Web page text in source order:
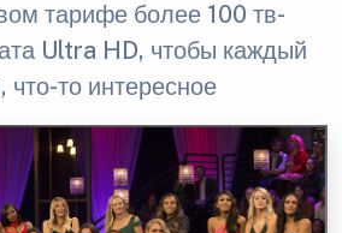
тарифе более 100 тв-
Ultra HD, чтобы каждый
что-то интересное